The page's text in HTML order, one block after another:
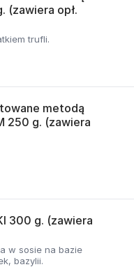
(zawiera opł.
trufli.
metodą
250 g. (zawiera
300 g. (zawiera
w sosie na bazie
bazylii.